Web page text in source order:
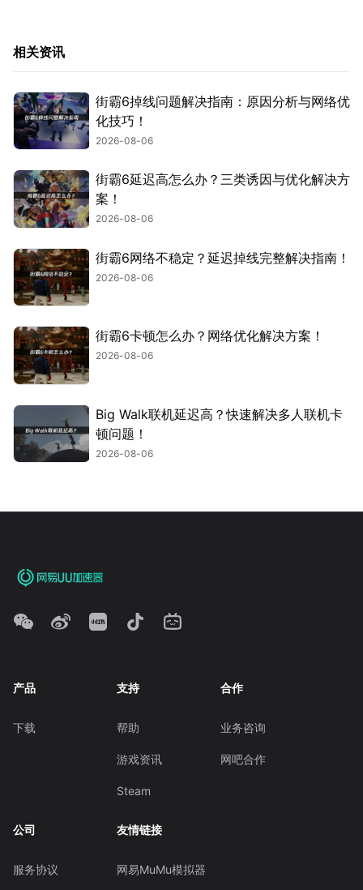
相关资讯
街霸6掉线问题解决指南：原因分析与网络优
化技巧！
2026-08-06
街霸6延迟高怎么办？三类诱因与优化解决方
案！
2026-08-06
街霸6网络不稳定？延迟掉线完整解决指南！
2026-08-06
街霸6卡顿怎么办？网络优化解决方案！
2026-08-06
Big Walk联机延迟高？快速解决多人联机卡
顿问题！
2026-08-06
产品
下载
支持
帮助
游戏资讯
Steam
合作
业务咨询
网吧合作
公司
服务协议
友情链接
网易MuMu模拟器